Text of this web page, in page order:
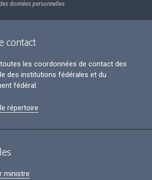
données personnelles.
contact
les coordonnées de contact des
des institutions fédérales et du
fédéral.
répertoire
ministre